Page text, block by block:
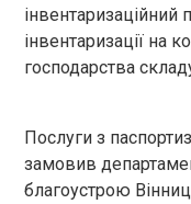
інвентаризаційний
інвентаризації на
господарства
Послуги з
замовив
благоустрою